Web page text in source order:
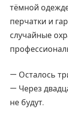
тёмной
перчатки и
случайные
— Осталось
— Через
не будут.